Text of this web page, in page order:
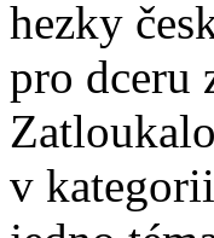
hezky
pro dceru
v